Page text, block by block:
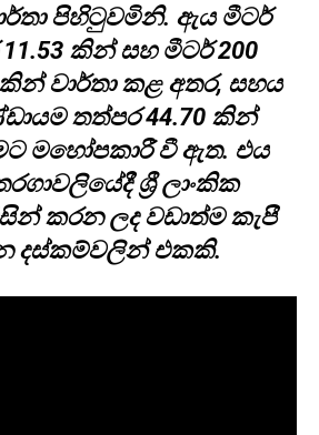
පිහිටුවමිනි. ඇය මීටර්
කින් සහ මීටර් 200
වාර්තා කළ අතර, සහය
තත්පර 44.70 කින්
මහෝපකාරී වී ඇත. එය
ශ්‍රී ලාංකික
කරන ලද වඩාත්ම කැපී
දස්කම්වලින් එකකි.